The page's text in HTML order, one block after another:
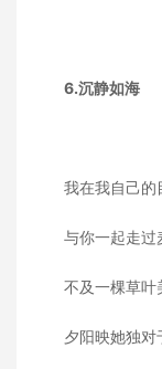
6.沉静如海
我在我自己的
与你一起走过
不及一棵草叶
夕阳映她独对